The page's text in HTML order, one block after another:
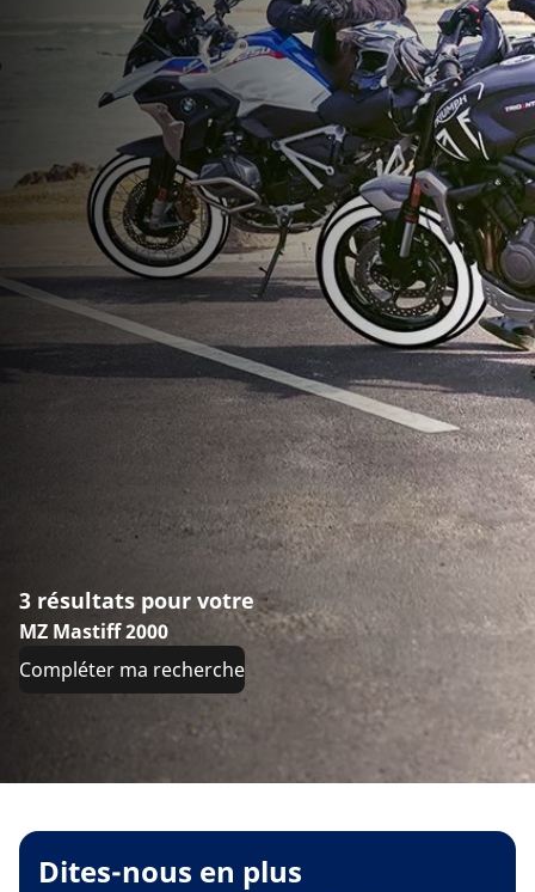
3 résultats pour votre
MZ Mastiff 2000
Compléter ma recherche
Dites-nous en plus